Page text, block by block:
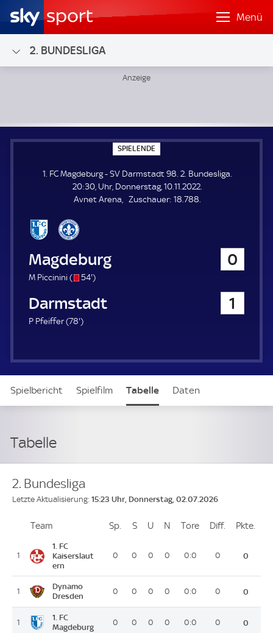
Menü
2. BUNDESLIGA
SPIELENDE
P
E
E
N
1. FC Magdeburg - SV Darmstadt 98. 2. Bundesliga.
20:30, Uhr, Donnerstag, 10.11.2022.
Avnet Arena
Zuschauer: Z
18.788.
1. FC Magdeburg 0
M Piccinini (
s
o
54'5
.
t
e
)
SV Darmstadt 98 1
P Pfeiffer (78'7
u
t
)
Spielbericht Spielfilm Tabelle Daten
Tabelle
2. Bundesliga
Letzte Aktualisierung: 15:23 Uhr, Donnerstag, 02.07.2026
PlatzTeam Sp. Spiele
SSiege
U Unentschieden
N Niederlagen
Tore ToreDiff. Differenz
Pkte.
1
1. FC
Kaiserslaut
ern
0 0 0 0 0:0 0 0
1
Dynamo
Dresden
0 0 0 0 0:0 0 0
1
1. FC
Magdeburg
0 0 0 0 0:0 0 0